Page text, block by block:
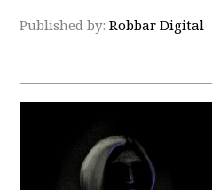
Published by:Robbar Digital